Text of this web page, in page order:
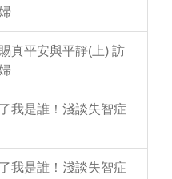
真平安與平靜(上) 訪
我是誰！淺談失智症
我是誰！淺談失智症